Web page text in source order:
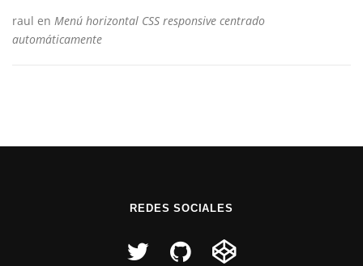
raul en Menú horizontal CSS responsive centrado
automáticamente
REDES SOCIALES